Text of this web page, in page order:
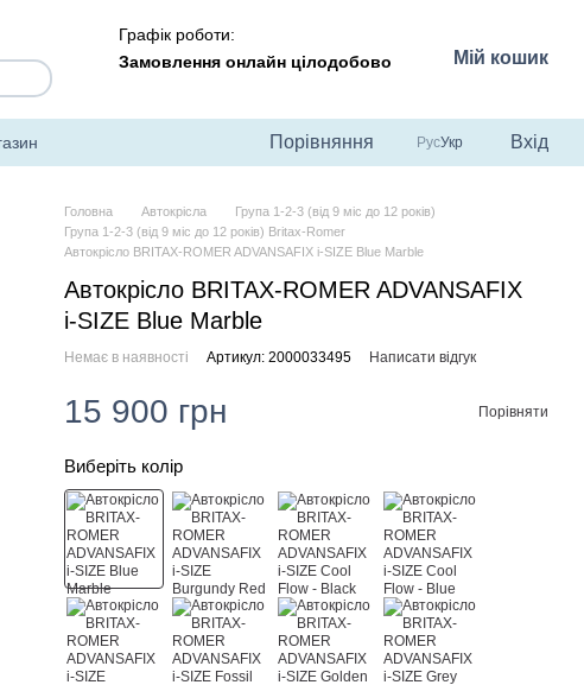
Графік роботи:
Замовлення онлайн цілодобово
Мій кошик
Порівняння РусУкр Вхід
Головна Автокрісла
Група 1-2-3 (від 9 міс до 12 років)
Група 1-2-3 (від 9 міс до 12 років) Britax-Romer
Автокрісло BRITAX-ROMER ADVANSAFIX i-SIZE Blue Marble
Автокрісло BRITAX-ROMER ADVANSAFIX
i-SIZE Blue Marble
Немає в наявності Артикул: 2000033495 Написати відгук
15 900 грн Порівняти
Виберіть колір